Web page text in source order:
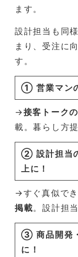
ます。
設計担当も同
まり、受注に
す。
① 営業マン
→接客トーク
載。暮らし方提
② 設計担当
上に！
→すぐ真似で
掲載。設計担
③ 商品開発
に！